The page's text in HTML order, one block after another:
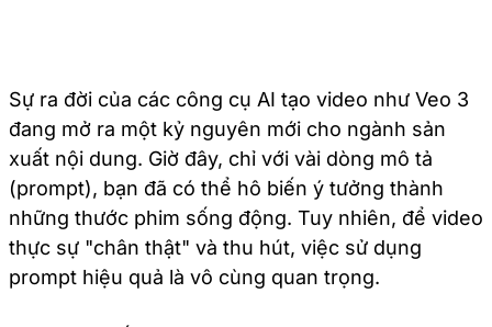
Sự ra đời của các công cụ AI tạo video như Veo 3
đang mở ra một kỷ nguyên mới cho ngành sản
xuất nội dung. Giờ đây, chỉ với vài dòng mô tả
(prompt), bạn đã có thể hô biến ý tưởng thành
những thước phim sống động. Tuy nhiên, để video
thực sự "chân thật" và thu hút, việc sử dụng
prompt hiệu quả là vô cùng quan trọng.